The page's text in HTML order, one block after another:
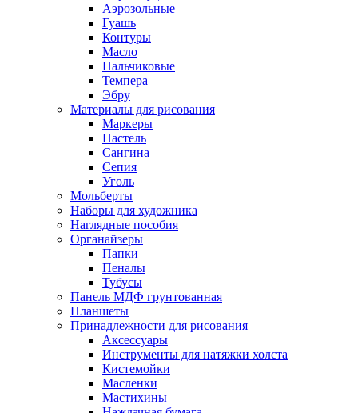
Аэрозольные
Гуашь
Контуры
Масло
Пальчиковые
Темпера
Эбру
Материалы для рисования
Маркеры
Пастель
Сангина
Сепия
Уголь
Мольберты
Наборы для художника
Наглядные пособия
Органайзеры
Папки
Пеналы
Тубусы
Панель МДФ грунтованная
Планшеты
Принадлежности для рисования
Аксессуары
Инструменты для натяжки холста
Кистемойки
Масленки
Мастихины